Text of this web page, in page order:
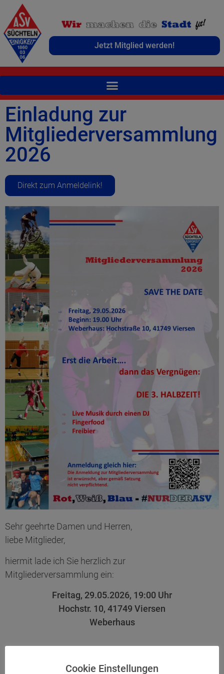
Jetzt Mitglied werden!
Einladung zur
Mitgliederversammlung
2026
Direkt zum Anmeldelink!
Sehr geehrte Damen und Herren,
liebe Mitglieder,
hiermit lade ich Sie herzlich zur
Mitgliederversammlung ein:
Freitag, 29.05.2026, 19:00 Uhr
Hochstr. 10, 41749 Viersen
Weberhaus
Der Vorstand weist darauf hin, dass gemäß § 9 der
Cookie Einstellungen